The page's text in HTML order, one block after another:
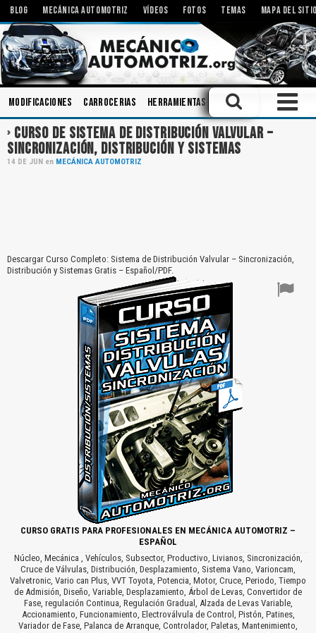
BLOG MECÁNICA AUTOMOTRIZ VÍDEOS FOTOS TEMAS MAPA DEL
Modificaciones Carrocerias Herramientas Tecnologías Bombas
CURSO DE SISTEMA DE DISTRIBUCIÓN VALVULAR –
SINCRONIZACIÓN, DISTRIBUCIÓN Y SISTEMAS
14 DE JUN en MECÁNICA AUTOMOTRIZ
Descargar Curso Completo: Sistema de Distribución Valvular – Sincronización,
Distribución y Sistemas Gratis – Español/PDF.
CURSO GRATIS PARA PROFESIONALES EN MECÁNICA AUTOMOTRIZ –
ESPAÑOL
Núcleo, Mecánica , Vehículos, Subsector, Productivo, Livianos, Sincronización,
Cruce de Válvulas, Distribución, Desplazamiento, Sistema Vano, Varioncam,
Valvetronic, Vario can Plus, VVT Toyota, Potencia, Motor, Cruce, Periodo, Tiempo
de Admisión, Diseño, Variable, Desplazamiento, Árbol de Levas, Convertidor de
Fase, regulación Continua, Regulación Gradual, Alzada de Levas Variable,
Accionamiento, Funcionamiento, Electroválvula de Control, Pistón, Patines,
Variador de Fase, Palanca de Arranque, Controlador, Paletas, Mantenimiento,